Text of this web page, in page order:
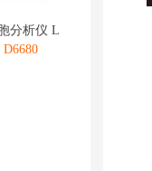
分析仪 L